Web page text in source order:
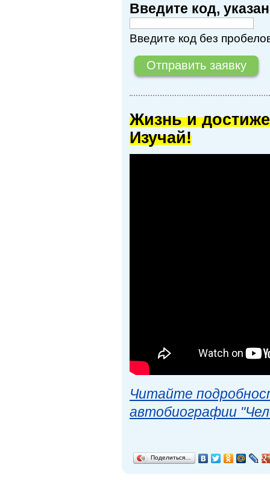
Введите код,
Введите код без
Жизнь и
Изучай!
Читайте
автобиографии
Поделиться…